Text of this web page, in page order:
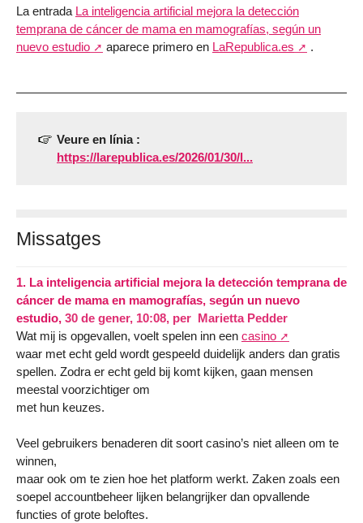
La entrada La inteligencia artificial mejora la detección
temprana de cáncer de mama en mamografías, según un
nuevo estudio
aparece primero en LaRepublica.es .
Veure en línia :
https://larepublica.es/2026/01/30/l...
Missatges
1. La inteligencia artificial mejora la detección temprana de
cáncer de mama en mamografías, según un nuevo
estudio, 30 de gener, 10:08, per Marietta Pedder
Wat mij is opgevallen, voelt spelen inn een casino
waar met echt geld wordt gespeeld duidelijk anders dan gratis
spellen. Zodra er echt geld bij komt kijken, gaan mensen
meestal voorzichtiger om
met hun keuzes.
Veel gebruikers benaderen dit soort casino’s niet alleen om te
winnen,
maar ook om te zien hoe het platform werkt. Zaken zoals een
soepel accountbeheer lijken belangrijker dan opvallende
functies of grote beloftes.